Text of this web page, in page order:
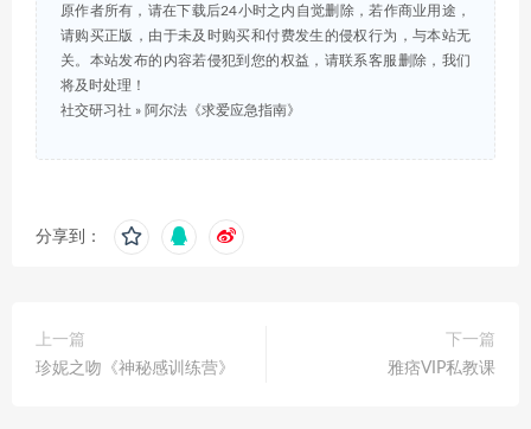
原作者所有，请在下载后24小时之内自觉删除，若作商业用途，
请购买正版，由于未及时购买和付费发生的侵权行为，与本站无
关。本站发布的内容若侵犯到您的权益，请联系客服删除，我们
将及时处理！
社交研习社 » 阿尔法《求爱应急指南》
分享到：
上一篇
珍妮之吻《神秘感训练营》
下一篇
雅痞VIP私教课